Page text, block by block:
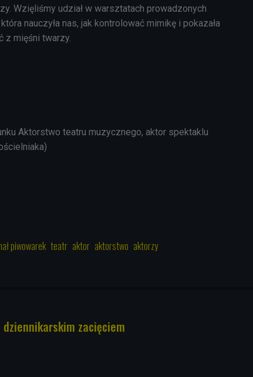
Wzięliśmy udział w warsztatach prowadzonych
nauczyła nas, jak kontrolować mimikę i pokazała
z mięśni twarzy.
Aktorstwo teatru muzycznego, aktor spektaklu
piwowarek teatr aktor aktorstwo aktorzy
zacięciem